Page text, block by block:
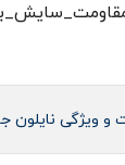
و ویژگی نایلون